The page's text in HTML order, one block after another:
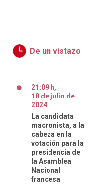
De un vistazo
21:09 h,
18 de julio de
2024
La candidata
macronista, a la
cabeza en la
votación para la
presidencia de
la Asamblea
Nacional
francesa